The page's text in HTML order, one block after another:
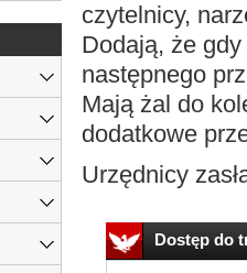
czytelnicy,
Dodają, że
następnego
Mają żal do
dodatkowe
Urzędnicy
Dostęp do